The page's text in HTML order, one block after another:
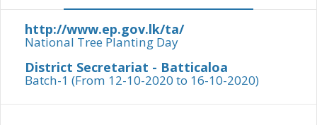
http://www.ep.gov.lk/ta/
National Tree Planting Day
District Secretariat - Batticaloa
Batch-1 (From 12-10-2020 to 16-10-2020)